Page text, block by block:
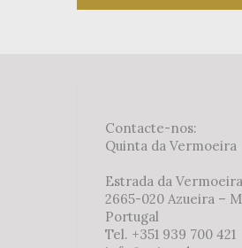
Contacte-nos:
Quinta da Vermoeira
Estrada da
2665-020 Azueira –
Portugal
Tel. +351 939 700 421